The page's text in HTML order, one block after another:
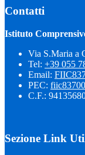
Contatti
Istituto
Via S.Maria a
Tel: +39 055
Email:
PEC:
C.F.:
Sezione Link